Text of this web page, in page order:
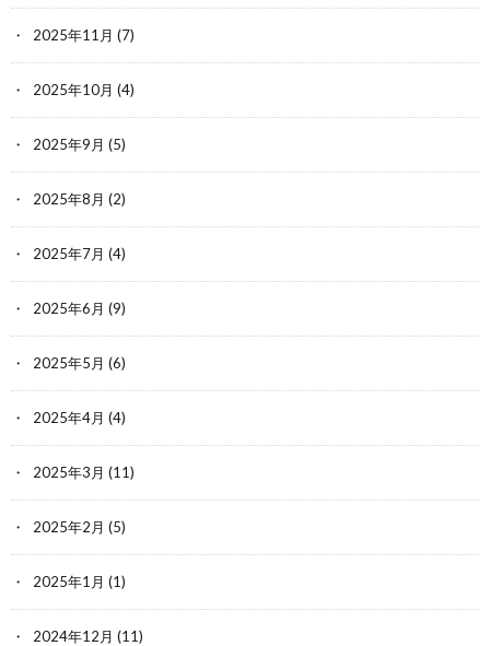
2025年11月 (7)
2025年10月 (4)
2025年9月 (5)
2025年8月 (2)
2025年7月 (4)
2025年6月 (9)
2025年5月 (6)
2025年4月 (4)
2025年3月 (11)
2025年2月 (5)
2025年1月 (1)
2024年12月 (11)